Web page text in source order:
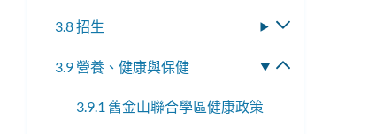
單
3.8 招生
切
子
3.9 營養、健康與保健
切
3.9.1 舊金山聯合學區健康政策